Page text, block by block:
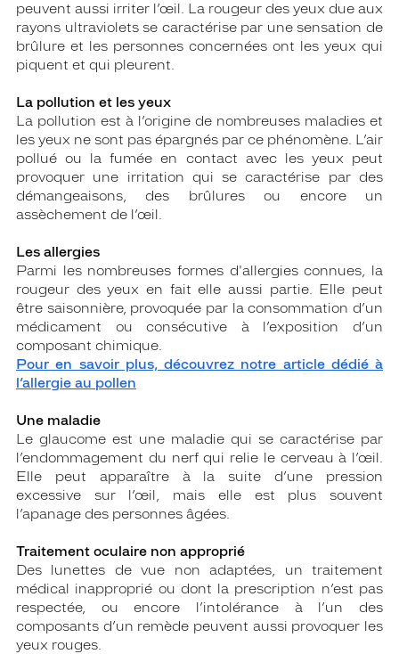
peuvent aussi irriter l’œil. La rougeur des yeux due aux
rayons ultraviolets se caractérise par une sensation de
brûlure et les personnes concernées ont les yeux qui
piquent et qui pleurent.
La pollution et les yeux
La pollution est à l’origine de nombreuses maladies et
les yeux ne sont pas épargnés par ce phénomène. L’air
pollué ou la fumée en contact avec les yeux peut
provoquer une irritation qui se caractérise par des
démangeaisons, des brûlures ou encore un
assèchement de l’œil.
Les allergies
Parmi les nombreuses formes d'allergies connues, la
rougeur des yeux en fait elle aussi partie. Elle peut
être saisonnière, provoquée par la consommation d’un
médicament ou consécutive à l’exposition d’un
composant chimique.
Pour en savoir plus, découvrez notre article dédié à
l’allergie au pollen
Une maladie
Le glaucome est une maladie qui se caractérise par
l’endommagement du nerf qui relie le cerveau à l’œil.
Elle peut apparaître à la suite d’une pression
excessive sur l’œil, mais elle est plus souvent
l’apanage des personnes âgées.
Traitement oculaire non approprié
Des lunettes de vue non adaptées, un traitement
médical inapproprié ou dont la prescription n’est pas
respectée, ou encore l’intolérance à l’un des
composants d’un remède peuvent aussi provoquer les
yeux rouges.